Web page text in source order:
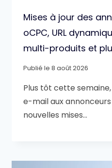
Mises à jour des
oCPC, URL
multi-produits et
Publié le 8 août 2026
Plus tôt cette
e-mail aux
nouvelles mises…